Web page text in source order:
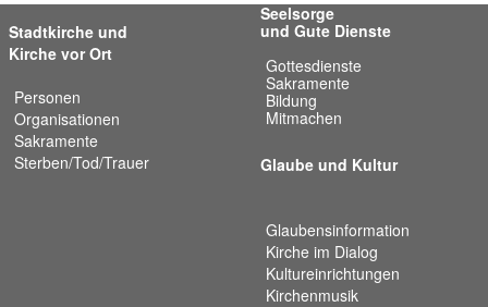
Stadtkirche und
Kirche vor Ort
Personen
Organisationen
Sakramente
Sterben/Tod/Trauer
Seelsorge
und Gute Dienste
Gottesdienste
Sakramente
Bildung
Mitmachen
Glaube und Kultur
Glaubensinformation
Kirche im Dialog
Kultureinrichtungen
Kirchenmusik